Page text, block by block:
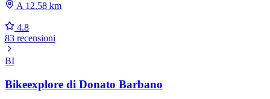
A 12.58 km
4.8
83 recensioni
BI
Bikeexplore di Donato Barbano